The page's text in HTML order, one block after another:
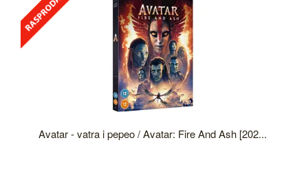
Avatar - vatra i pepeo / Avatar: Fire And Ash [202...